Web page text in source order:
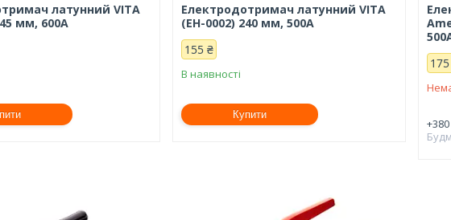
латунний VITA
мм, 600А
Електродотримач латунний VITA
(EH-0002) 240 мм, 500А
155 ₴
В наявності
Купити